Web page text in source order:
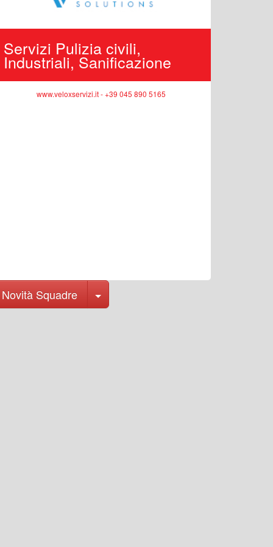
Servizi Pulizia civili,
Industriali, Sanificazione
www.veloxservizi.it - +39 045 890 5165
Novità Squadre Toggle Dropdown